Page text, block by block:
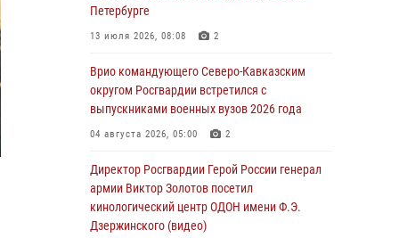
страховом мошенничестве
06 августа 2026, 08:56
Офицер СОБР Росгвардии выступил на
окружном юнармейском форуме в Астрахани
06 августа 2026, 08:27 3
пускового устройства рядом с жилыми
домами в центре Санкт-Петербурга (видео)
06 августа 2026, 08:18 3 1
Петербурге
13 июля 2026, 08:08 2
Врио командующего Северо-Кавказским
округом Росгвардии встретился с
выпускниками военных вузов 2026 года
04 августа 2026, 05:00 2
Директор Росгвардии Герой России генерал
армии Виктор Золотов посетил
кинологический центр ОДОН имени Ф.Э.
Дзержинского (видео)